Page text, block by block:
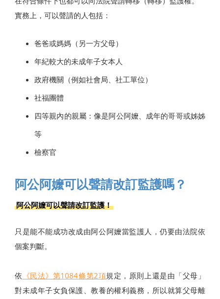
實務上，可以聲請的人包括：
爸爸或媽媽（另一方父母）
年紀較大的未成年子女本人
政府機關（例如社會局、社工單位）
社福團體
四等親內的親屬：像是阿公阿嬤、成年的哥哥或姊姊
等
檢察官
阿公阿嬤可以聲請改訂監護嗎？
阿公阿嬤可以聲請改訂監護！
只是能不能成功改成由阿公阿嬤當監護人，仍要由法院依
個案判斷。
依 《民法》第1084條第2項規定，原則上還是由「父母」
對未成年子女負保護、教養的權利義務，所以就算父母離